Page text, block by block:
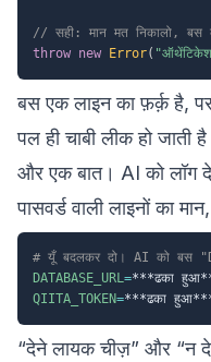
// सही: मान मत निकालो, बस
throw new Error(
बस एक लाइन का फ़र्क़ है,
पल ही चाबी लीक हो जाती
और एक बात। AI को लॉग
पासवर्ड वाली लाइनों का
# यूँ बदलकर दो। AI को बस
DATABASE_URL=
QIITA_TOKEN=
“देने लायक चीज़” और “न